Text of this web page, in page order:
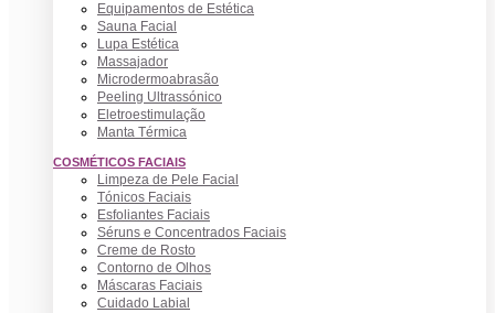
Equipamentos de Estética
Sauna Facial
Lupa Estética
Massajador
Microdermoabrasão
Peeling Ultrassónico
Eletroestimulação
Manta Térmica
COSMÉTICOS FACIAIS
Limpeza de Pele Facial
Tónicos Faciais
Esfoliantes Faciais
Séruns e Concentrados Faciais
Creme de Rosto
Contorno de Olhos
Máscaras Faciais
Cuidado Labial